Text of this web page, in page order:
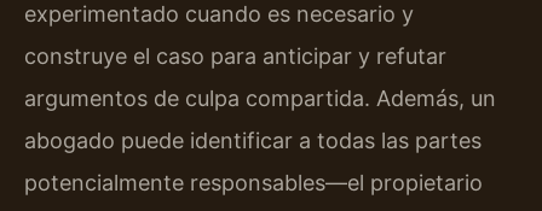
experimentado cuando es necesario y
construye el caso para anticipar y refutar
argumentos de culpa compartida. Además, un
abogado puede identificar a todas las partes
potencialmente responsables—el propietario